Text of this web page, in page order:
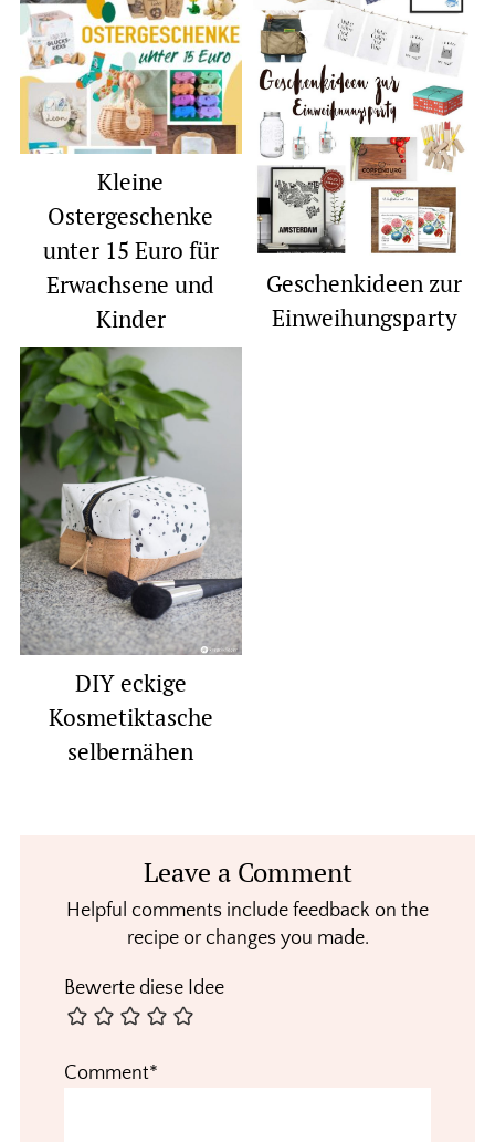
Kleine
Ostergeschenke
unter 15 Euro für
Erwachsene und
Kinder
Geschenkideen zur
Einweihungsparty
DIY eckige
Kosmetiktasche
selbernähen
InteractionsLeave a Comment
Helpful comments include feedback on the
recipe or changes you made.
Bewerte diese Idee
Comment*